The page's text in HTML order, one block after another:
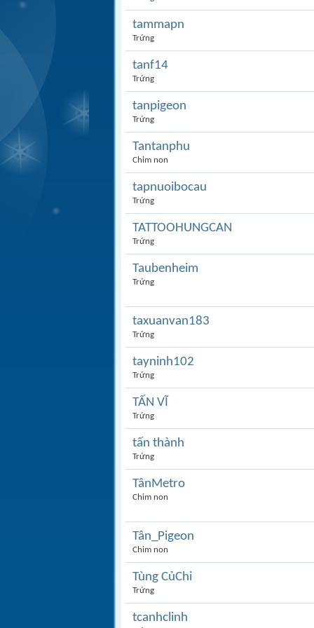
tammapn
Trứng
tanf14
Trứng
tanpigeon
Trứng
Tantanphu
Chim non
tapnuoibocau
Trứng
TATTOOHUNGCAN
Trứng
Taubenheim
Trứng
taxuanvan183
Trứng
tayninh102
Trứng
TẤN VĨ
Trứng
tấn thành
Trứng
TânMetro
Chim non
Tân_Pigeon
Chim non
Tùng CủChi
Trứng
tcanhclinh